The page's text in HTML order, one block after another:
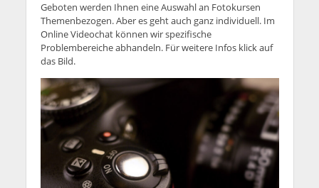
Geboten werden Ihnen eine Auswahl an Fotokursen
Themenbezogen. Aber es geht auch ganz individuell. Im
Online Videochat können wir spezifische
Problembereiche abhandeln. Für weitere Infos klick auf
das Bild.